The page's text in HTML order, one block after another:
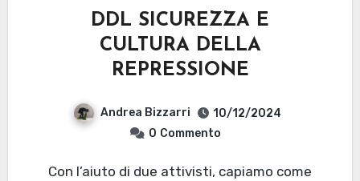
DDL SICUREZZA E
CULTURA DELLA
REPRESSIONE
Andrea Bizzarri
10/12/2024
0 Commento
Con l’aiuto di due attivisti, capiamo come